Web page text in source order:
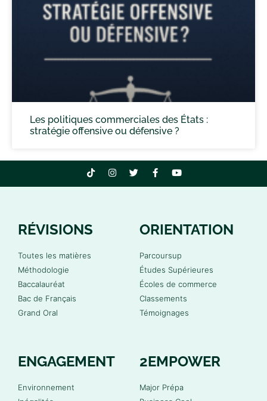
Les politiques commerciales des États :
stratégie offensive ou défensive ?
RÉVISIONS
Toutes les matières
Méthodologie
Baccalauréat
Bac de Français
Grand Oral
ORIENTATION
Parcoursup
Études Supérieures
Écoles de commerce
Classements
Témoignages
ENGAGEMENT
Environnement
2EMPOWER
Major Prépa